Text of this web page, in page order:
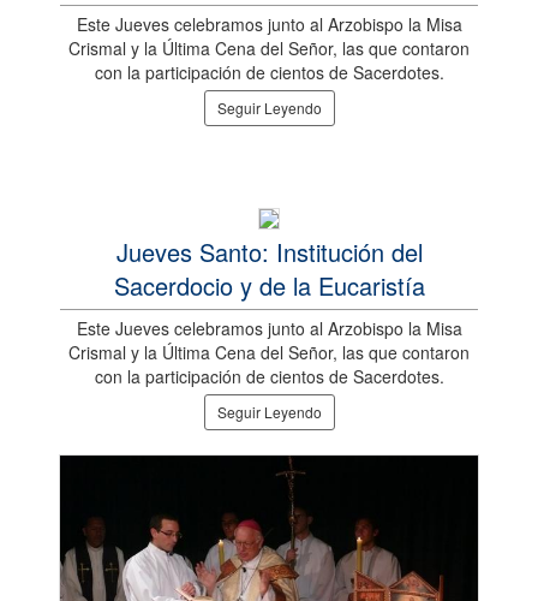
Este Jueves celebramos junto al Arzobispo la Misa
Crismal y la Última Cena del Señor, las que contaron
con la participación de cientos de Sacerdotes.
Seguir Leyendo
Jueves Santo: Institución del
Sacerdocio y de la Eucaristía
Este Jueves celebramos junto al Arzobispo la Misa
Crismal y la Última Cena del Señor, las que contaron
con la participación de cientos de Sacerdotes.
Seguir Leyendo